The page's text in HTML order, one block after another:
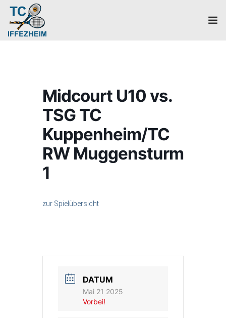
Mitglied werden!
Midcourt U10 vs.
TSG TC
Kuppenheim/TC
RW Muggensturm
1
zur Spielübersicht
DATUM
Mai 21 2025
Vorbei!